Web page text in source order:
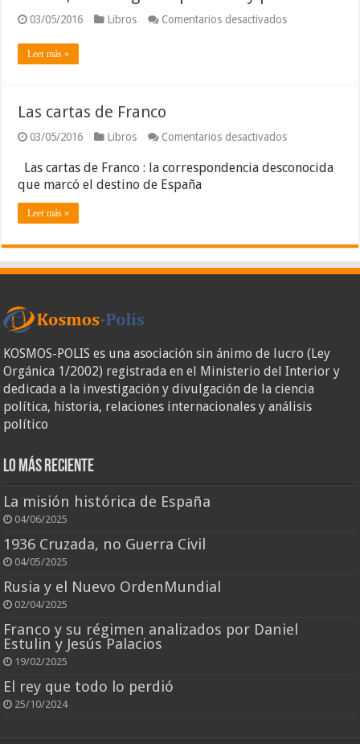
03/05/2016 Libros Comentarios desactivadosen
Leer más »
Las cartas de Franco
03/05/2016 Libros Comentarios desactivadosen
de
Las cartas de Franco : la correspondencia desconocida
que marcó el destino de España
Leer más »
KOSMOS-POLIS es una asociación sin ánimo de lucro (Ley
Orgánica 1/2002) registrada en el Ministerio del Interior y
dedicada a la investigación y divulgación de la ciencia
política, historia, relaciones internacionales y análisis
político
Lo más reciente
La misión histórica de España
04/06/2025
1936 Cruzada, no Guerra Civil
04/05/2025
Rusia y el Nuevo OrdenMundial
02/04/2025
Franco y su régimen analizados por Daniel
Estulin y Jesús Palacios
19/02/2025
El rey que todo lo perdió
25/10/2024